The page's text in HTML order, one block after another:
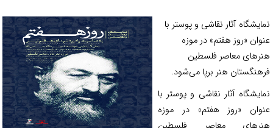
آثار نقاشی و پوستر با
«روز هفتم» در موزه
معاصر فلسطین
هنر برپا می‌شود.
آثار نقاشی و پوستر با
«روز هفتم» در موزه